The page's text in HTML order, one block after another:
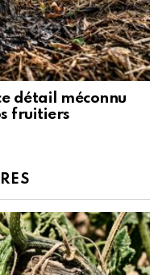
détail méconnu
fruitiers